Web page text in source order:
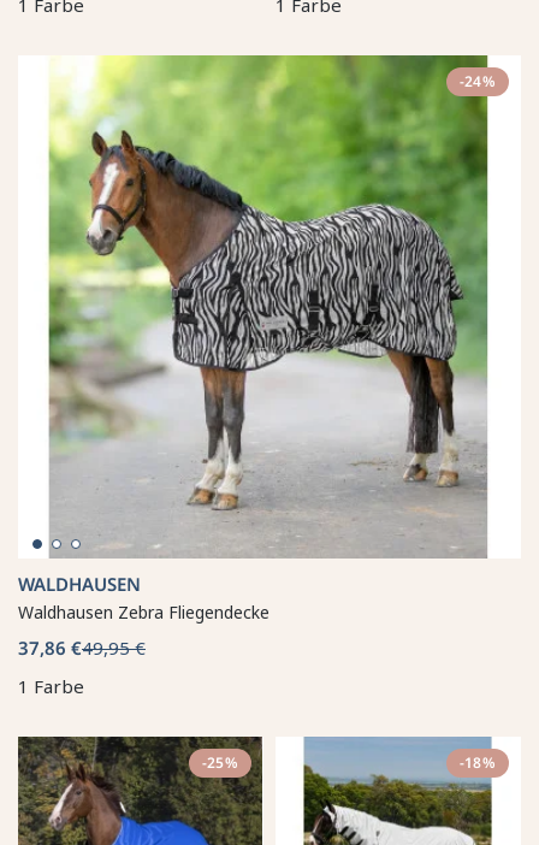
-24%
WALDHAUSEN
Waldhausen Zebra Fliegendecke
37,86 €49,95 €
1 Farbe
-25% -18%